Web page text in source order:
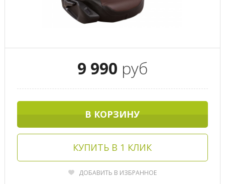
9 990 руб
В КОРЗИНУ
КУПИТЬ В 1 КЛИК
ДОБАВИТЬ В ИЗБРАННОЕ